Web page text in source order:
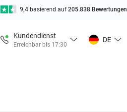
9,4 basierend auf205.838 Bewertungen
Kundendienst
Erreichbar bis 17:30
DE